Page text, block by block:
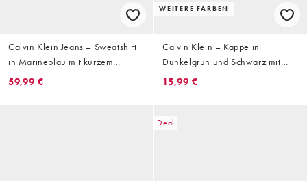
Calvin Klein Jeans – Sweatshirt
in Marineblau mit kurzem
Reißverschluss und mittigem
59,99 €
WEITERE FARBEN
Calvin Klein – Kappe in
Dunkelgrün und Schwarz mit
Grafikprint
15,99 €
Deal